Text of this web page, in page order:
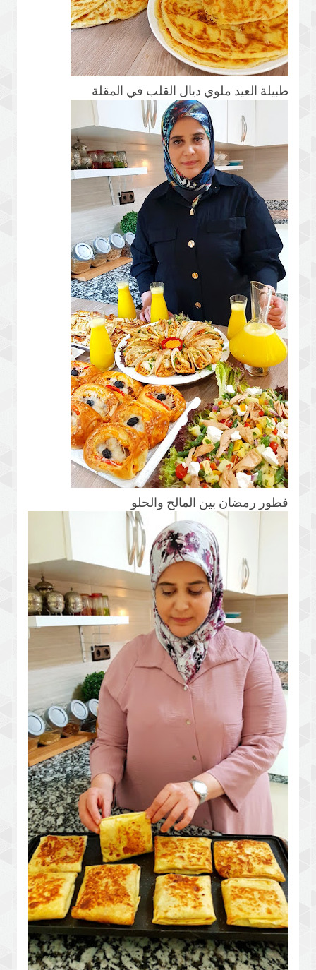
طبيلة العيد ملوي ديال القلب في المقلة
فطور رمضان بين المالح والحلو